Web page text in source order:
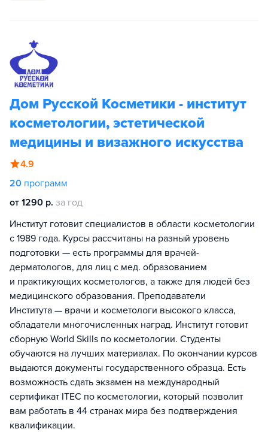
Дом Русской Косметики - институт
косметологии, эстетической
медицины и визажного искусства
4.9
20 программ
от 1290 р. за год
Институт готовит специалистов в области косметологии
с 1989 года. Курсы рассчитаны на разный уровень
подготовки — есть программы для врачей-
дерматологов, для лиц с мед. образованием
и практикующих косметологов, а также для людей без
медицинского образования. Преподаватели
Института — врачи и косметологи высокого класса,
обладатели многочисленных наград. Институт готовит
сборную World Skills по косметологии. Студенты
обучаются на лучших материалах. По окончании курсов
выдаются документы государственного образца. Есть
возможность сдать экзамен на международный
сертификат ITEC по косметологии, который позволит
вам работать в 44 странах мира без подтверждения
квалификации.